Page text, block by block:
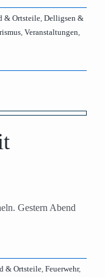
& Ortsteile Delligsen &
Veranstaltungen
Gestern Abend
& Ortsteile Feuerwehr,